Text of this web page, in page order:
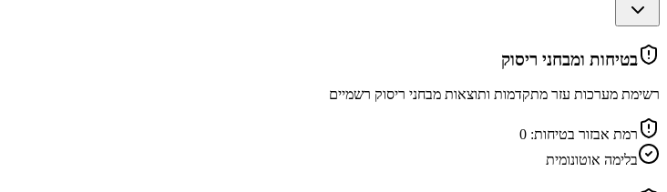
בטיחות ומבחני ריסוק
רשימת מערכות עזר מתקדמות ותוצאות מבחני ריסוק רשמיים
רמת אבזור בטיחות: 0
בלימה אוטונומית